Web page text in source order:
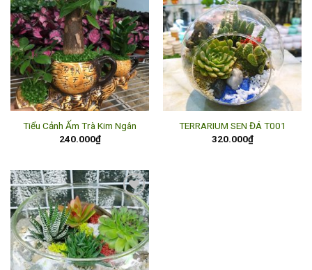
Add to
wishlist
Tiểu Cảnh Ấm Trà Kim Ngân
240.000₫
Add to
wishlist
TERRARIUM SEN ĐÁ T001
320.000₫
Add to
wishlist